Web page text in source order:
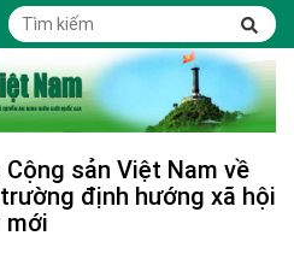
sản Việt Nam về
định hướng xã hội
mới